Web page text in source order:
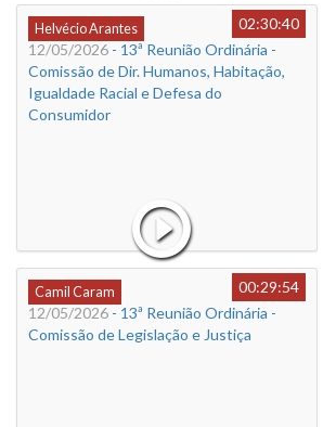
Helvécio Arantes
02:30:40
12/05/2026 - 13ª Reunião Ordinária -
Comissão de Dir. Humanos, Habitação,
Igualdade Racial e Defesa do
Consumidor
Camil Caram
00:29:54
12/05/2026 - 13ª Reunião Ordinária -
Comissão de Legislação e Justiça